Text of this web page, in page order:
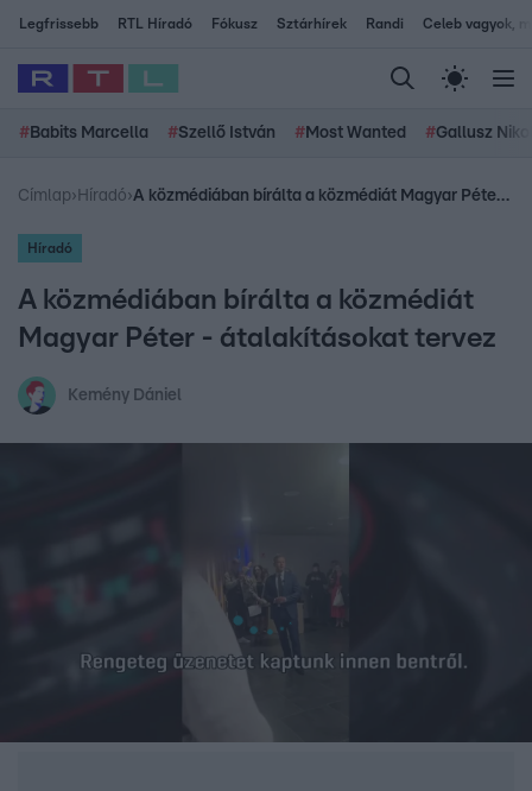
Legfrissebb RTL Híradó Fókusz Sztárhírek Randi Celeb vagyok,
# Babits Marcella #Szellő István # Most Wanted #Gallusz
Címlap› Híradó› A közmédiában bírálta a közmédiát Magyar Péter - átalakításokat tervez
Híradó
A közmédiában bírálta a közmédiát
Magyar Péter - átalakításokat tervez
Kemény Dániel